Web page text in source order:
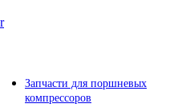
Запчасти для поршневых
компрессоров